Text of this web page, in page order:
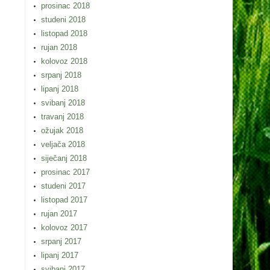
prosinac 2018
studeni 2018
listopad 2018
rujan 2018
kolovoz 2018
srpanj 2018
lipanj 2018
svibanj 2018
travanj 2018
ožujak 2018
veljača 2018
siječanj 2018
prosinac 2017
studeni 2017
listopad 2017
rujan 2017
kolovoz 2017
srpanj 2017
lipanj 2017